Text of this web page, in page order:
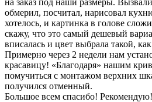
обмерил, посчитал, нарисовал
хотелось, и картинка в голове
скажу, что это самый дешевый
вписалась и цвет выбрала такой,
Примерно через 2 недели нам
красавицу! «Благодаря» нашим
помучиться с монтажом верхних
получился отменный.
Большое всем спасибо! Рекомендую!